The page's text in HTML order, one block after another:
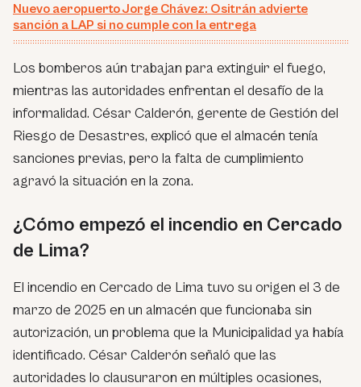
Nuevo aeropuerto Jorge Chávez: Ositrán advierte
sanción a LAP si no cumple con la entrega
Los bomberos aún trabajan para extinguir el fuego,
mientras las autoridades enfrentan el desafío de la
informalidad. César Calderón, gerente de Gestión del
Riesgo de Desastres, explicó que el almacén tenía
sanciones previas, pero la falta de cumplimiento
agravó la situación en la zona.
¿Cómo empezó el incendio en Cercado
de Lima?
El incendio en Cercado de Lima tuvo su origen el 3 de
marzo de 2025 en un almacén que funcionaba sin
autorización, un problema que la Municipalidad ya había
identificado. César Calderón señaló que las
autoridades lo clausuraron en múltiples ocasiones,